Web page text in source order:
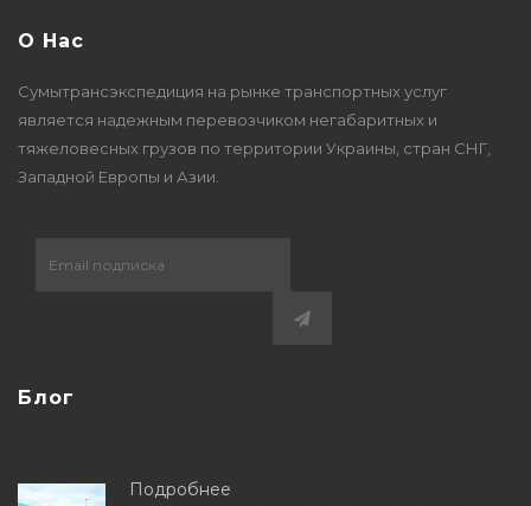
О Нас
Сумытрансэкспедиция на рынке транспортных услуг
является надежным перевозчиком негабаритных и
тяжеловесных грузов по территории Украины, стран СНГ,
Западной Европы и Азии.
Блог
Подробнее